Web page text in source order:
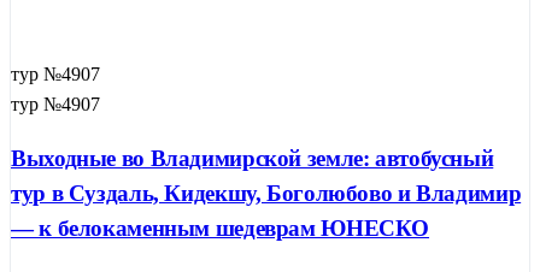
тур №4907
тур №4907
Выходные во Владимирской земле: автобусный
тур в Суздаль, Кидекшу, Боголюбово и Владимир
— к белокаменным шедеврам ЮНЕСКО